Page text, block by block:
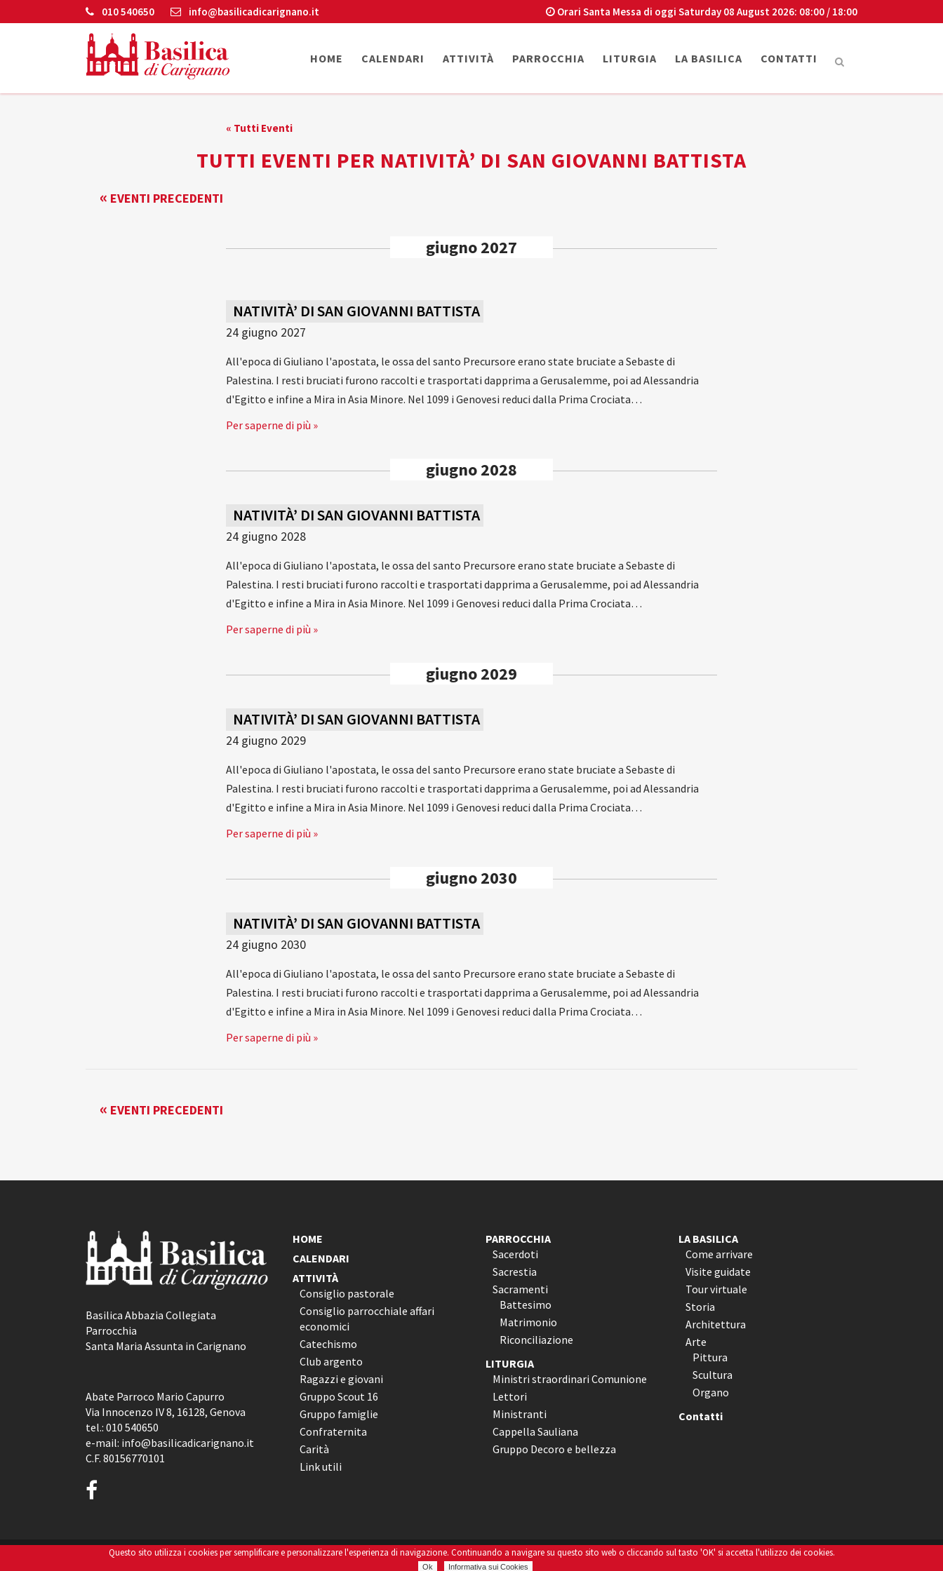
010 540650 info@basilicadicarignano.it Orari Santa Messa di oggi Saturday 08 August 2026: 08:00 / 18:00
HOME CALENDARI ATTIVITÀ PARROCCHIA LITURGIA LA BASILICA CONTATTI
« Tutti Eventi
TUTTI EVENTI PER NATIVITÀ’ DI SAN GIOVANNI BATTISTA
EVENTI
« EVENTI PRECEDENTI
giugno 2027
NATIVITÀ’ DI SAN GIOVANNI BATTISTA
24 giugno 2027
All'epoca di Giuliano l'apostata, le ossa del santo Precursore erano state bruciate a Sebaste di
Palestina. I resti bruciati furono raccolti e trasportati dapprima a Gerusalemme, poi ad Alessandria
d'Egitto e infine a Mira in Asia Minore. Nel 1099 i Genovesi reduci dalla Prima Crociata…
Per saperne di più »
giugno 2028
NATIVITÀ’ DI SAN GIOVANNI BATTISTA
24 giugno 2028
All'epoca di Giuliano l'apostata, le ossa del santo Precursore erano state bruciate a Sebaste di
Palestina. I resti bruciati furono raccolti e trasportati dapprima a Gerusalemme, poi ad Alessandria
d'Egitto e infine a Mira in Asia Minore. Nel 1099 i Genovesi reduci dalla Prima Crociata…
Per saperne di più »
giugno 2029
NATIVITÀ’ DI SAN GIOVANNI BATTISTA
24 giugno 2029
All'epoca di Giuliano l'apostata, le ossa del santo Precursore erano state bruciate a Sebaste di
Palestina. I resti bruciati furono raccolti e trasportati dapprima a Gerusalemme, poi ad Alessandria
d'Egitto e infine a Mira in Asia Minore. Nel 1099 i Genovesi reduci dalla Prima Crociata…
Per saperne di più »
giugno 2030
NATIVITÀ’ DI SAN GIOVANNI BATTISTA
24 giugno 2030
All'epoca di Giuliano l'apostata, le ossa del santo Precursore erano state bruciate a Sebaste di
Palestina. I resti bruciati furono raccolti e trasportati dapprima a Gerusalemme, poi ad Alessandria
d'Egitto e infine a Mira in Asia Minore. Nel 1099 i Genovesi reduci dalla Prima Crociata…
Per saperne di più »
EVENTI
« EVENTI PRECEDENTI
Basilica Abbazia Collegiata
Parrocchia
Santa Maria Assunta in Carignano
Abate Parroco Mario Capurro
Via Innocenzo IV 8, 16128, Genova
tel.: 010 540650
e-mail: info@basilicadicarignano.it
C.F. 80156770101
HOME
CALENDARI
ATTIVITÀ
Consiglio pastorale
Consiglio parrocchiale affari
economici
Catechismo
Club argento
Ragazzi e giovani
Gruppo Scout 16
Gruppo famiglie
Confraternita
Carità
Link utili
PARROCCHIA
Sacerdoti
Sacrestia
Sacramenti
Battesimo
Matrimonio
Riconciliazione
LITURGIA
Ministri straordinari Comunione
Lettori
Ministranti
Cappella Sauliana
Gruppo Decoro e bellezza
LA BASILICA
Come arrivare
Visite guidate
Tour virtuale
Storia
Architettura
Arte
Pittura
Scultura
Organo
Contatti
|Informativa Sui Cookies|Credits Dpsonline*
Questo sito utilizza i cookies per semplificare e personalizzare l'esperienza di navigazione. Continuando a navigare su questo sito web o cliccando sul tasto 'OK' si accetta l'utilizzo dei cookies.
Ok Informativa sui Cookies